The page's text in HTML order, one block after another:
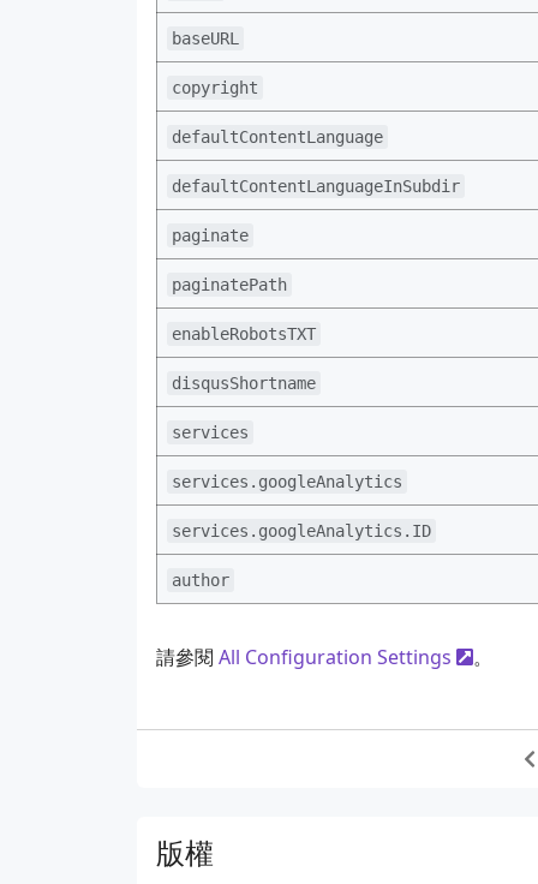
baseURL
copyright
defaultContentLanguage
defaultContentLanguageInSubdir
paginate
paginatePath
enableRobotsTXT
disqusShortname
services
services.googleAnalytics
services.googleAnalytics.ID
author
請參閱 All Configuration Settings 。
版權